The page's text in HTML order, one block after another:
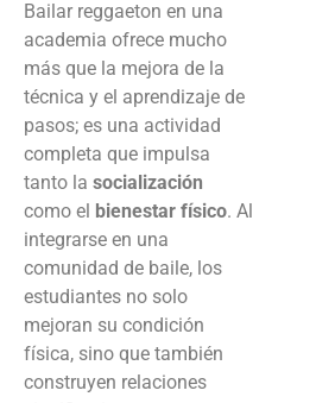
Bailar reggaeton en una
academia ofrece mucho
más que la mejora de la
técnica y el aprendizaje de
pasos; es una actividad
completa que impulsa
tanto la socialización
como el bienestar físico. Al
integrarse en una
comunidad de baile, los
estudiantes no solo
mejoran su condición
física, sino que también
construyen relaciones